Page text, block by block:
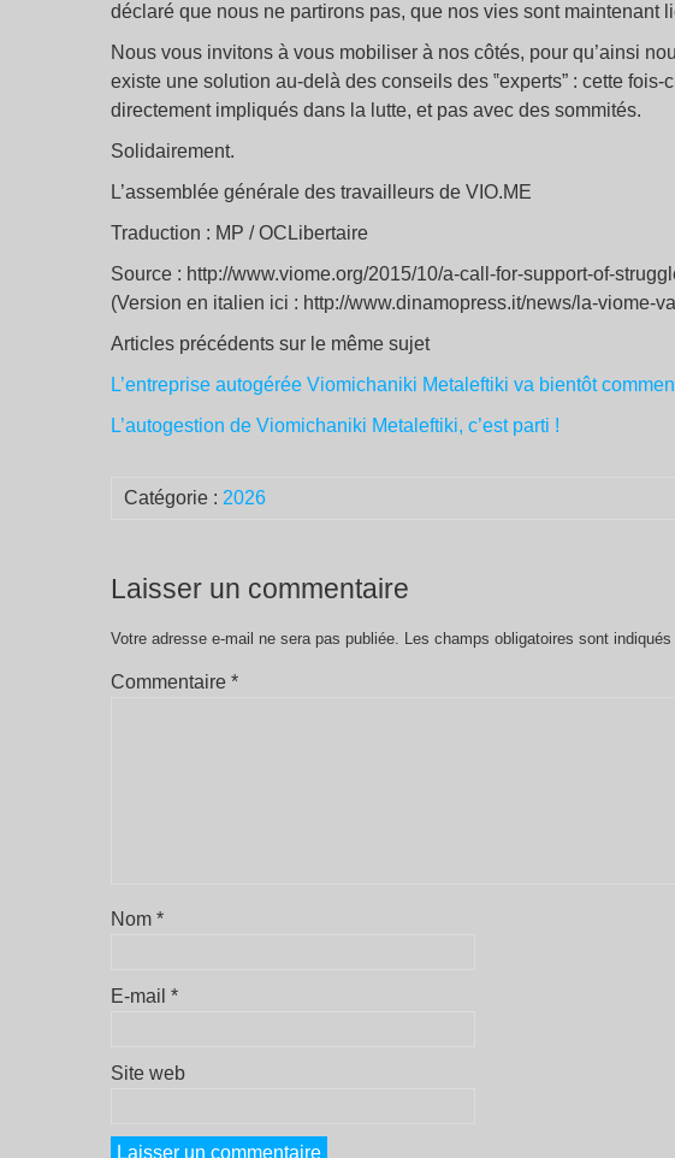
déclaré que nous ne partirons pas, que nos vies sont maintenant
Nous vous invitons à vous mobiliser à nos côtés, pour qu’ainsi
existe une solution au-delà des conseils des ‟experts” : cette
directement impliqués dans la lutte, et pas avec des sommités.
Solidairement.
L’assemblée générale des travailleurs de VIO.ME
Traduction : MP / OCLibertaire
Source : http://www.viome.org/2015/10/a-call-for-support-of-
(Version en italien ici : http://www.dinamopress.it/news/la-viome-
Articles précédents sur le même sujet
L’entreprise autogérée Viomichaniki Metaleftiki va bientôt
L’autogestion de Viomichaniki Metaleftiki, c’est parti !
Catégorie : 2026
Laisser un commentaire
Votre adresse e-mail ne sera pas publiée. Les champs obligatoires sont indiqués
Commentaire *
Nom *
E-mail *
Site web